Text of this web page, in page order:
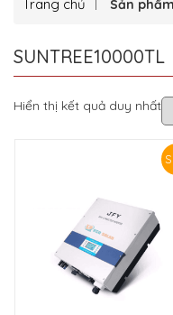
Trang chủ Sản
SUNTREE10000TL
Hiển thị kết quả duy nhất